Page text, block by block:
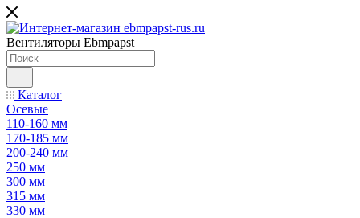
Вентиляторы Ebmpapst
Каталог
Осевые
110-160 мм
170-185 мм
200-240 мм
250 мм
300 мм
315 мм
330 мм